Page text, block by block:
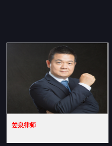
姜泉律师